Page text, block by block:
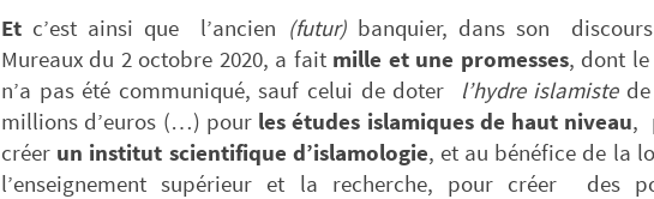
Et c’est ainsi que l’ancien (futur) banquier, dans son
Mureaux du 2 octobre 2020, a fait mille et une promesses, dont le
n’a pas été communiqué, sauf celui de doter
l’hydre islamiste
millions d’euros (…) pour les études islamiques de haut niveau,
créer un institut scientifique d’islamologie, et au bénéfice de la
l’enseignement supérieur et la recherche, pour créer des